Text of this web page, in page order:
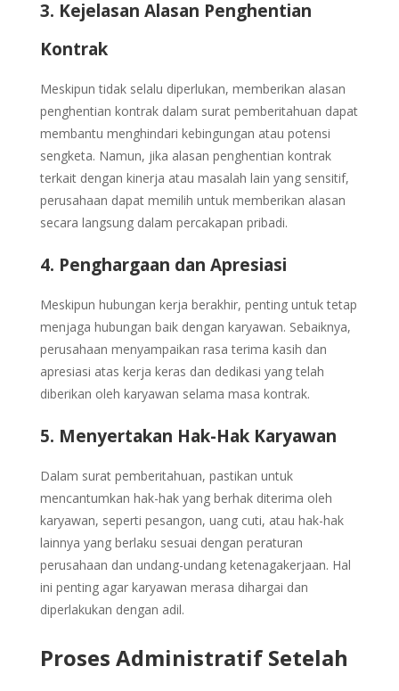
3. Kejelasan Alasan Penghentian
Kontrak
Meskipun tidak selalu diperlukan, memberikan alasan
penghentian kontrak dalam surat pemberitahuan dapat
membantu menghindari kebingungan atau potensi
sengketa. Namun, jika alasan penghentian kontrak
terkait dengan kinerja atau masalah lain yang sensitif,
perusahaan dapat memilih untuk memberikan alasan
secara langsung dalam percakapan pribadi.
4. Penghargaan dan Apresiasi
Meskipun hubungan kerja berakhir, penting untuk tetap
menjaga hubungan baik dengan karyawan. Sebaiknya,
perusahaan menyampaikan rasa terima kasih dan
apresiasi atas kerja keras dan dedikasi yang telah
diberikan oleh karyawan selama masa kontrak.
5. Menyertakan Hak-Hak Karyawan
Dalam surat pemberitahuan, pastikan untuk
mencantumkan hak-hak yang berhak diterima oleh
karyawan, seperti pesangon, uang cuti, atau hak-hak
lainnya yang berlaku sesuai dengan peraturan
perusahaan dan undang-undang ketenagakerjaan. Hal
ini penting agar karyawan merasa dihargai dan
diperlakukan dengan adil.
Proses Administratif Setelah